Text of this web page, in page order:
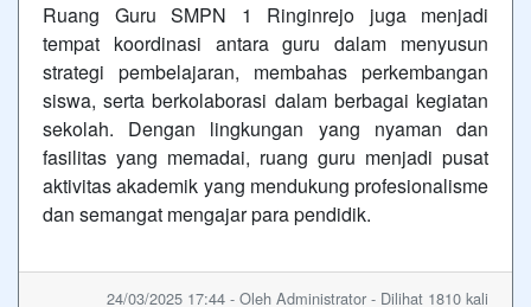
Ruang Guru SMPN 1 Ringinrejo juga menjadi
tempat koordinasi antara guru dalam menyusun
strategi pembelajaran, membahas perkembangan
siswa, serta berkolaborasi dalam berbagai kegiatan
sekolah. Dengan lingkungan yang nyaman dan
fasilitas yang memadai, ruang guru menjadi pusat
aktivitas akademik yang mendukung profesionalisme
dan semangat mengajar para pendidik.
24/03/2025 17:44 - Oleh Administrator - Dilihat 1810 kali